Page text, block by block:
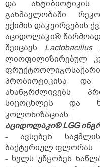
და
განმავლობაში.
ექიმის დაკვირვების
აციდოლაკი®
შეიცავს
ლიოფილიზირებულ
პრობიოტიკისა და
ახანგრძლივებს
სიცოცხლეს და
კოლონიზაციას.
აციდოლაკი® LGG
- ავსებენ
ბაქტერიულ ფლორას
- ხელს უწყობენ